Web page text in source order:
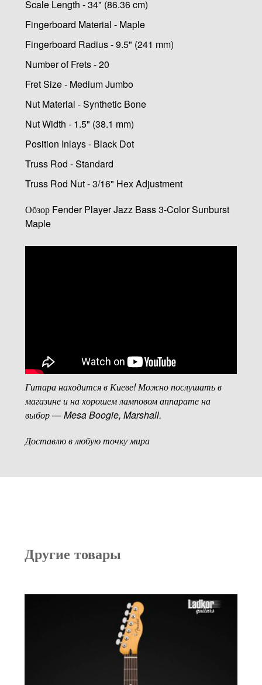
Scale Length - 34" (86.36 cm)
Fingerboard Material - Maple
Fingerboard Radius - 9.5" (241 mm)
Number of Frets - 20
Fret Size - Medium Jumbo
Nut Material - Synthetic Bone
Nut Width - 1.5" (38.1 mm)
Position Inlays - Black Dot
Truss Rod - Standard
Truss Rod Nut - 3/16" Hex Adjustment
Обзор Fender Player Jazz Bass 3-Color Sunburst
Maple
Гитара находится в Киеве! Можно послушать в
магазине и на хорошем ламповом аппарате на
выбор — Mesa Boogie, Marshall.
Доставлю в любую точку мира
Другие товары